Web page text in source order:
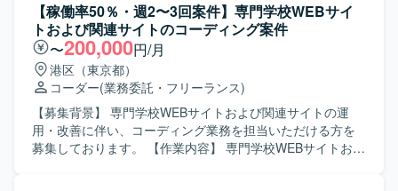
【稼働率50％・週2〜3回案件】専門学校WEBサイ
トおよび関連サイトのコーディング案件
〜200,000円/月
港区（東京都）
コーダー(業務委託・フリーランス)
【募集背景】 専門学校WEBサイトおよび関連サイトの運
用・改善に伴い、コーディング業務を担当いただける方を
募集しております。 【作業内容】 専門学校WEBサイトおよ